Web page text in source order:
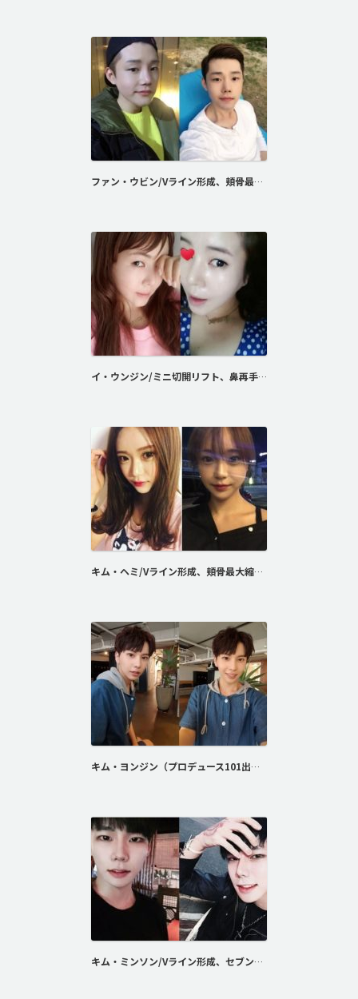
ファン・ウビン/Vライン形成、頬骨最大縮小術
イ・ウンジン/ミニ切開リフト、鼻再手術、眉リフト
キム・ヘミ/Vライン形成、頬骨最大縮小術
キム・ヨンジン（プロデュース101出演）/スキニー切開二重術、額脂肪注入
キム・ミンソン/Vライン形成、セブンロック埋没法